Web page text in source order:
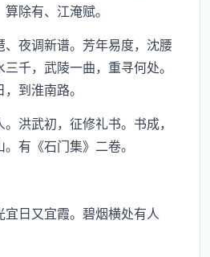
除有、江淹赋。
夜调新谱。芳年易度，沈腰
千，武陵一曲，重寻何处。
到淮南路。
洪武初，征修礼书。书成，
有《石门集》二卷。
日又宜霞。碧烟横处有人